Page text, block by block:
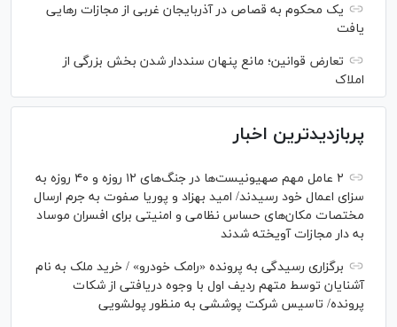
یک محکوم به قصاص در آذربایجان‌ غربی از مجازات رهایی
یافت
تعارض قوانین؛ مانع پنهان سنددار شدن بخش بزرگی از
املاک
پربازدیدترین اخبار
۲ عامل مهم صهیونیست‌ها در جنگ‌های ۱۲ روزه و ۴۰ روزه به
سزای اعمال خود رسیدند/ امید بهزاد و پوریا صفوت به جرم ارسال
مختصات مکان‌های حساس نظامی و امنیتی برای افسران موساد
به دار مجازات آویخته شدند
برگزاری رسیدگی به پرونده «رامک خودرو» / خرید ملک به نام
آشنایان توسط متهم ردیف اول با وجوه دریافتی از شکات
پرونده/ تاسیس شرکت پوششی به منظور پولشویی